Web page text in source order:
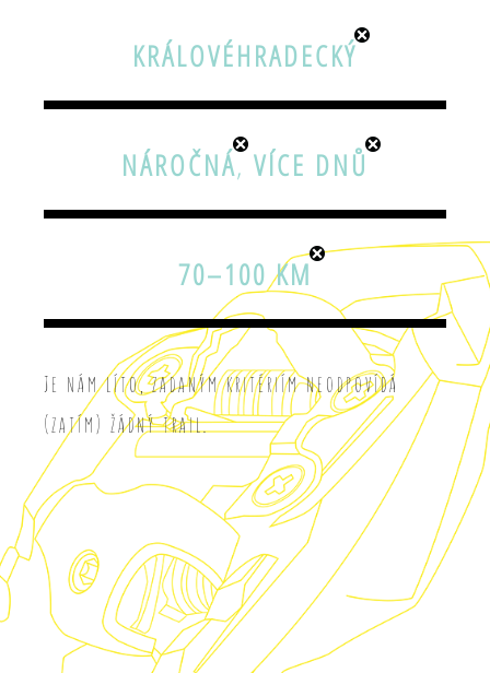
KRÁLOVÉHRADECKÝ
NÁROČNÁ, VÍCE DNŮ
70–100 KM
Je nám líto, zadaným kritériím neodpovídá
(zatím) žádný trail.